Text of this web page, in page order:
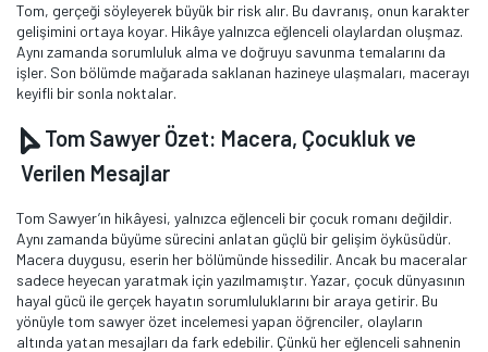
Tom, gerçeği söyleyerek büyük bir risk alır. Bu davranış, onun karakter
gelişimini ortaya koyar. Hikâye yalnızca eğlenceli olaylardan oluşmaz.
Aynı zamanda sorumluluk alma ve doğruyu savunma temalarını da
işler. Son bölümde mağarada saklanan hazineye ulaşmaları, macerayı
keyifli bir sonla noktalar.
Tom Sawyer Özet: Macera, Çocukluk ve
Verilen Mesajlar
Tom Sawyer’ın hikâyesi, yalnızca eğlenceli bir çocuk romanı değildir.
Aynı zamanda büyüme sürecini anlatan güçlü bir gelişim öyküsüdür.
Macera duygusu, eserin her bölümünde hissedilir. Ancak bu maceralar
sadece heyecan yaratmak için yazılmamıştır. Yazar, çocuk dünyasının
hayal gücü ile gerçek hayatın sorumluluklarını bir araya getirir. Bu
yönüyle tom sawyer özet incelemesi yapan öğrenciler, olayların
altında yatan mesajları da fark edebilir. Çünkü her eğlenceli sahnenin